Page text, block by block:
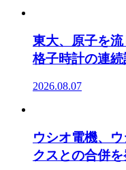
東大、原子を
格子時計の連
2026.08.07
ウシオ電機、
クスとの合併